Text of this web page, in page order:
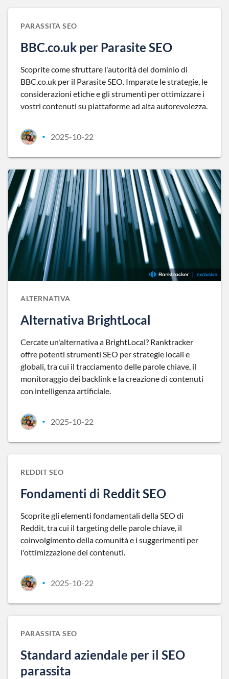
PARASSITA SEO
BBC.co.uk per Parasite SEO
Scoprite come sfruttare l'autorità del dominio di
BBC.co.uk per il Parasite SEO. Imparate le strategie, le
considerazioni etiche e gli strumenti per ottimizzare i
vostri contenuti su piattaforme ad alta autorevolezza.
• 2025-10-22
ALTERNATIVA
Alternativa BrightLocal
Cercate un'alternativa a BrightLocal? Ranktracker
offre potenti strumenti SEO per strategie locali e
globali, tra cui il tracciamento delle parole chiave, il
monitoraggio dei backlink e la creazione di contenuti
con intelligenza artificiale.
• 2025-10-22
REDDIT SEO
Fondamenti di Reddit SEO
Scoprite gli elementi fondamentali della SEO di
Reddit, tra cui il targeting delle parole chiave, il
coinvolgimento della comunità e i suggerimenti per
l'ottimizzazione dei contenuti.
• 2025-10-22
PARASSITA SEO
Standard aziendale per il SEO
parassita